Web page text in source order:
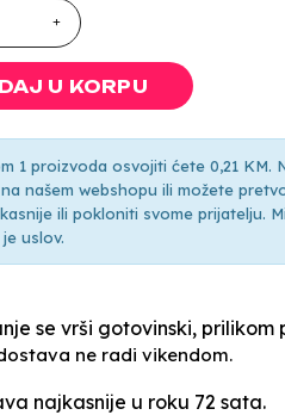
U KORPU
1 proizvoda osvojiti ćete 0,21 KM.
našem webshopu ili možete
ili pokloniti svome prijatelju.
uslov.
se vrši gotovinski, prilikom
ne radi vikendom.
najkasnije u roku 72 sata.